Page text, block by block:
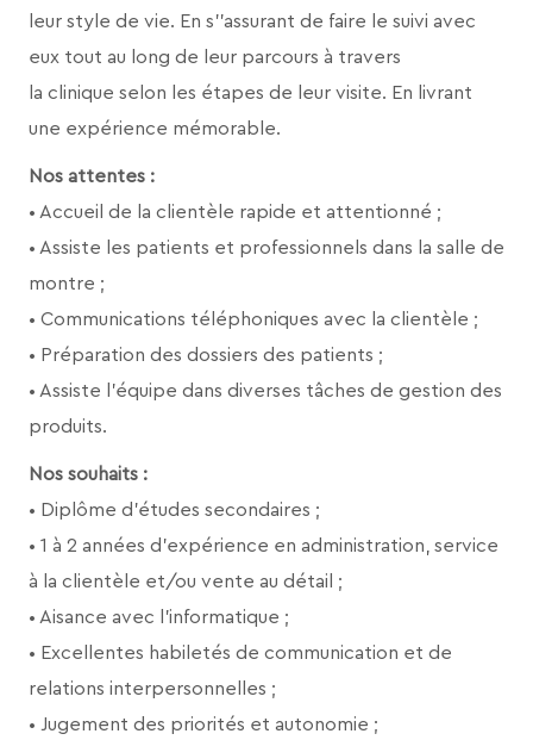
leur style de vie. En s’’assurant de faire le suivi avec
eux tout au long de leur parcours à travers
la clinique selon les étapes de leur visite. En livrant
une expérience mémorable.
Nos attentes :
• Accueil de la clientèle rapide et attentionné ;
• Assiste les patients et professionnels dans la salle de
montre ;
• Communications téléphoniques avec la clientèle ;
• Préparation des dossiers des patients ;
• Assiste l’équipe dans diverses tâches de gestion des
produits.
Nos souhaits :
• Diplôme d’études secondaires ;
• 1 à 2 années d’expérience en administration, service
à la clientèle et/ou vente au détail ;
• Aisance avec l'informatique ;
• Excellentes habiletés de communication et de
relations interpersonnelles ;
• Jugement des priorités et autonomie ;